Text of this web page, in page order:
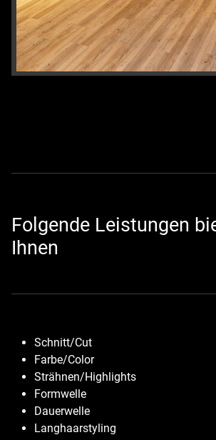
Folgende Leistungen
Ihnen
Schnitt/Cut
Farbe/Color
Strähnen/Highlights
Formwelle
Dauerwelle
Langhaarstyling